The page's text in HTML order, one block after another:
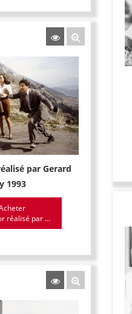
par Gerard
1993
réalisé par ...